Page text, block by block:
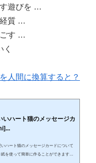
遊びを …
質 …
す …
人間に換算すると？
いハート猫のメッセージカ
ハート猫のメッセージカードについて
を使って簡単に作ることができます。